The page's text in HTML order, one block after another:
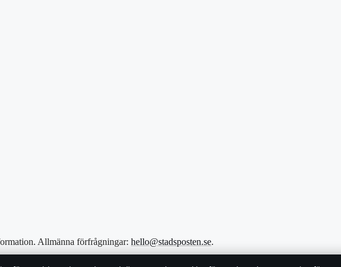
Allmänna förfrågningar: hello@stadsposten.se.